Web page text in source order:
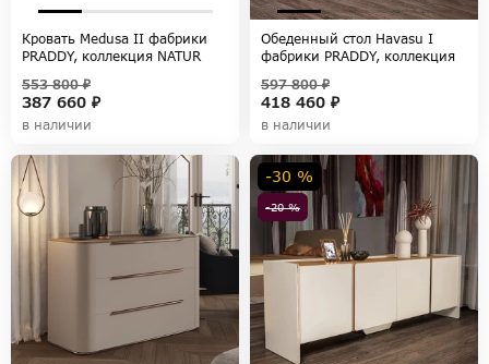
Кровать Medusa II фабрики
PRADDY, коллекция NATUR
387 660 ₽
553 800 ₽
в наличии
Обеденный стол Havasu I
фабрики PRADDY, коллекция
418 460 ₽
597 800 ₽
в наличии
-20 %
-30 %